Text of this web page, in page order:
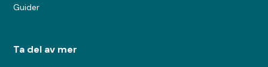
Guider
Ta del av mer